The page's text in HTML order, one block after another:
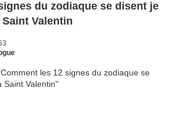
du zodiaque se disent je
Valentin